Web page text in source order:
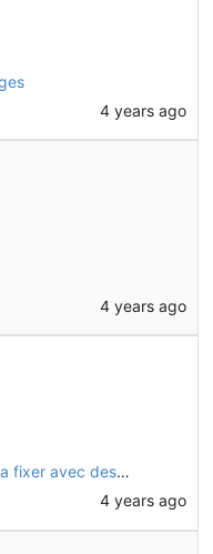
4 years ago
4 years ago
Modification de la tole arrière pour la fixer avec des boulons traversants
4 years ago